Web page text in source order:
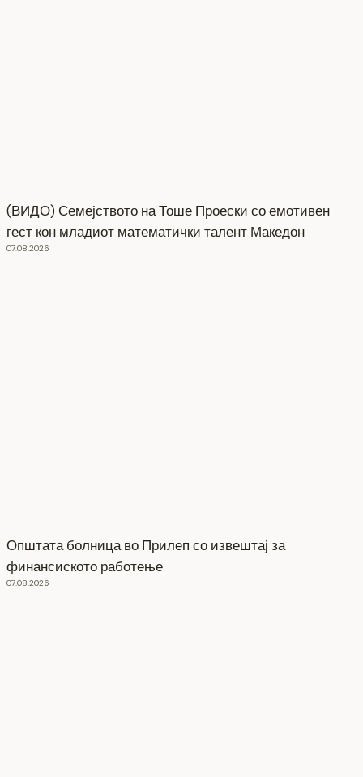
(ВИДО) Семејството на Тоше Проески со емотивен
гест кон младиот математички талент Македон
07.08.2026
Општата болница во Прилеп со извештај за
финансиското работење
07.08.2026